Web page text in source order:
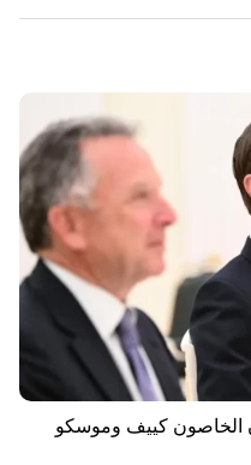
البركة؟ أمليان (فيديو)
علامات الأبراج الثلاثة
في سايات نوفا. وتم
الخاصون كييف وموسكو